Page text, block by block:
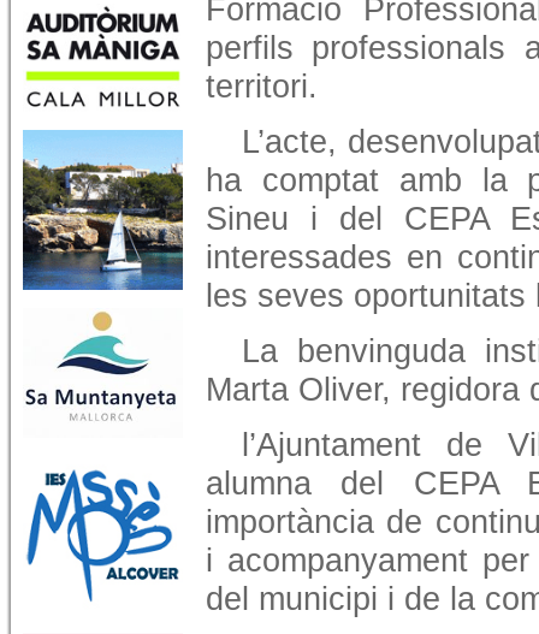
Formació
perfils professionals
territori.
L’acte,
ha comptat amb la
Sineu i del CEPA
interessades en
les seves oportunitats
La benvinguda
Marta Oliver, regidora
l’Ajuntament de
alumna del
importància de
i acompanyament
del municipi i de la